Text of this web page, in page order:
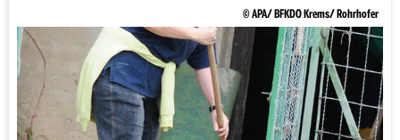
© APA/ BFKDO Krems/ Rohrhofer